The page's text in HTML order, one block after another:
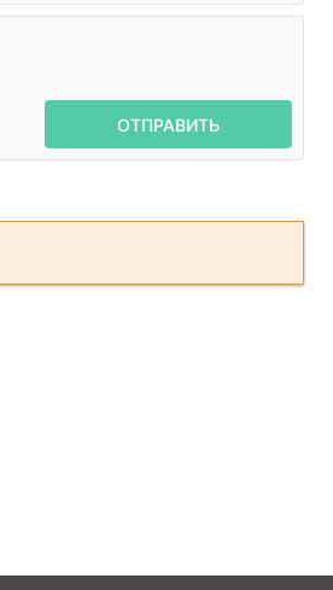
ОТПРАВИТЬ